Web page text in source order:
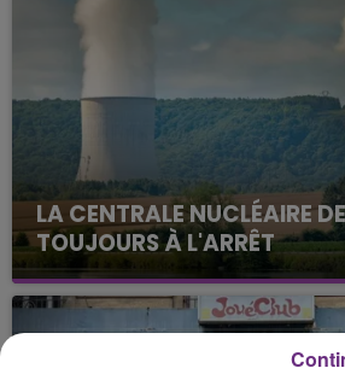
LA CENTRALE NUCLÉAIRE
TOUJOURS À L'ARRÊT
Cela fait déjà une semaine que
nucléaire ardennaise est à
justifiée par la sécheresse